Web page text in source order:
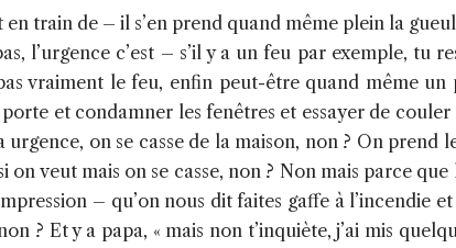
en train de – il s’en prend quand même plein la
l’urgence c’est – s’il y a un feu par exemple, tu
vraiment le feu, enfin peut-être quand même
et condamner les fenêtres et essayer de
urgence, on se casse de la maison, non ? On
on veut mais on se casse, non ? Non mais parce que
– qu’on nous dit faites gaffe à l’incendie
? Et y a papa, « mais non t’inquiète, j’ai mis